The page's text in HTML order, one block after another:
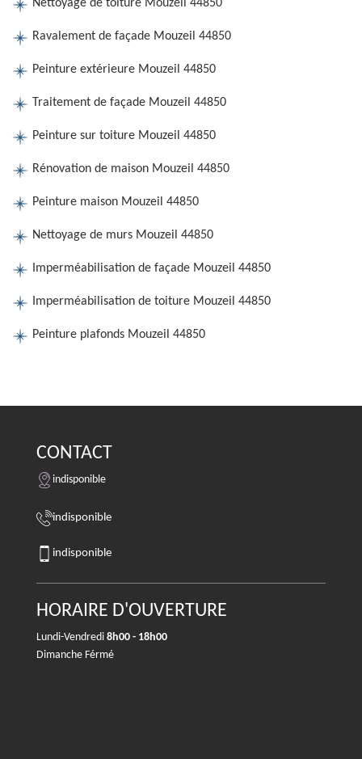
Nettoyage de toiture Mouzeil 44850
Ravalement de façade Mouzeil 44850
Peinture extérieure Mouzeil 44850
Traitement de façade Mouzeil 44850
Peinture sur toiture Mouzeil 44850
Rénovation de maison Mouzeil 44850
Peinture maison Mouzeil 44850
Nettoyage de murs Mouzeil 44850
Imperméabilisation de façade Mouzeil 44850
Imperméabilisation de toiture Mouzeil 44850
Peinture plafonds Mouzeil 44850
CONTACT
indisponible
indisponible
indisponible
HORAIRE D'OUVERTURE
Lundi-Vendredi 8h00 - 18h00
Dimanche Férmé